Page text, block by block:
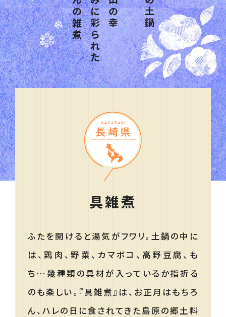
具雑煮
ふたを開けると湯気がフワリ。土鍋の中に
は、鶏肉、野菜、カマボコ、高野豆腐、も
ち…幾種類の具材が入っているか指折る
のも楽しい。『具雑煮』は、お正月はもちろ
ん、ハレの日に食されてきた島原の郷土料